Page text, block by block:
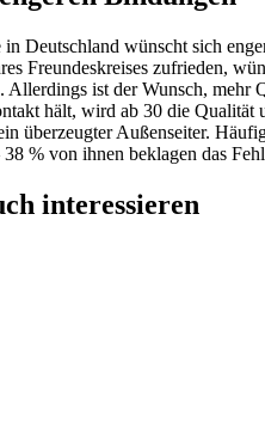
Deutschland wünscht sich
Freundeskreises zufrieden,
Allerdings ist der Wunsch, mehr
hält, wird ab 30 die Qualität
überzeugter Außenseiter.
% von ihnen beklagen das
interessieren